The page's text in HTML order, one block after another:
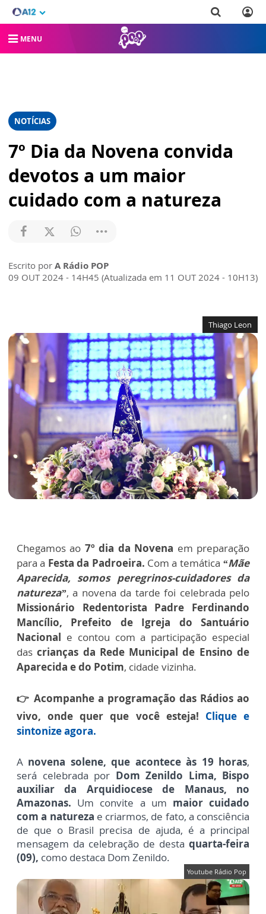
MENU
NOTÍCIAS
7º Dia da Novena convida
devotos a um maior
cuidado com a natureza
Escrito por A Rádio POP
09 OUT 2024 - 14H45 (Atualizada em 11 OUT 2024 - 10H13)
Thiago Leon
Chegamos ao 7º dia da Novena em preparação
para a Festa da Padroeira. Com a temática “Mãe
Aparecida, somos peregrinos-cuidadores da
natureza”, a novena da tarde foi celebrada pelo
Missionário Redentorista Padre Ferdinando
Mancílio, Prefeito de Igreja do Santuário
Nacional e contou com a participação especial
dascrianças da Rede Municipal de Ensino de
Aparecida e do Potim, cidade vizinha.
👉 Acompanhe a programação das Rádios ao
vivo, onde quer que você esteja! Clique e
sintonize agora.
A novena solene, que acontece às 19 horas,
será celebrada por Dom Zenildo Lima, Bispo
auxiliar da Arquidiocese de Manaus, no
Amazonas. Um convite a um maior cuidado
com a natureza e criarmos, de fato, a consciência
de que o Brasil precisa de ajuda, é a principal
mensagem da celebração de desta quarta-feira
(09), como destaca Dom Zenildo.
Youtube Rádio Pop